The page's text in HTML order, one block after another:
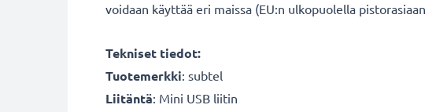
voidaan käyttää eri maissa (EU:n ulkopuolella
Tekniset tiedot:
Tuotemerkki: subtel
Liitäntä: Mini USB liitin